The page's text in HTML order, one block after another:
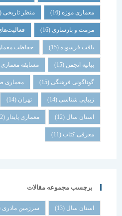
معماری موزه(16) منظر تاریخی (16)
مرمت و بازسازی(16) فعالیت‌های انجمن
بافت فرسوده (15) حفاظت معماری (15)
بیانیه انجمن(15) مسابقه معماری (15)
گوناگونی فرهنگی (15) معماری صنعتی(15)
زیبایی شناسی (14) تهران
استان سال(12) معماری پایدار (12)
معرفی کتاب(11)
برچسب مجموعه مقالات
استان سال(13) سرزمین مادری(10)